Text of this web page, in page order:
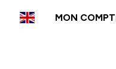
MON